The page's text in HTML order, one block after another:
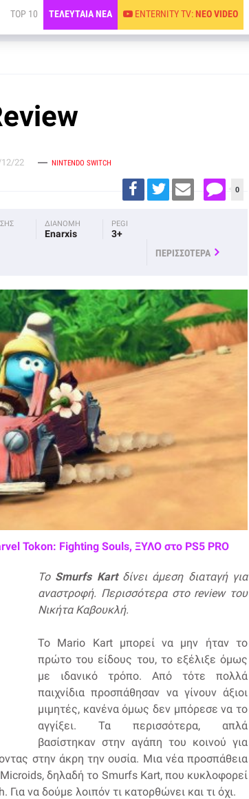
TOP 10 ΤΕΛΕΥΤΑΙΑ ΝΕΑ ENTERNITY TV:ΝΕΟ VIDEO
22 NINTENDO SWITCH
0
ΔΙΑΝΟΜΗ
Enarxis
PEGI
3+
ΠΕΡΙΣΣΟΤΕΡΑ
Tokon: Fighting Souls, ΞΥΛΟ στο PS5 PRO
To Smurfs Kartδίνει άμεση διαταγή για
αναστροφή. Περισσότερα στο review του
Νικήτα Καβουκλή.
To Mario Kart μπορεί να μην ήταν το
πρώτο του είδους του, το εξέλιξε όμως
με ιδανικό τρόπο. Από τότε πολλά
παιχνίδια προσπάθησαν να γίνουν άξιοι
μιμητές, κανένα όμως δεν μπόρεσε να το
αγγίξει. Τα περισσότερα, απλά
βασίστηκαν στην αγάπη του κοινού για
στην άκρη την ουσία. Μια νέα προσπάθεια
Microids, δηλαδή το Smurfs Kart, που κυκλοφορεί
να δούμε λοιπόν τι κατορθώνει και τι όχι.